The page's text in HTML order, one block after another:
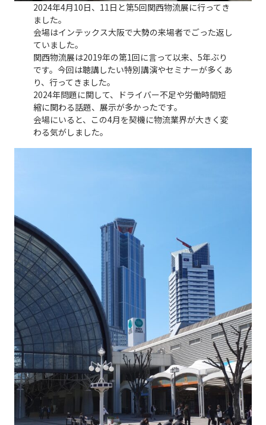
2024年4月10日、11日と第5回関西物流展に行ってき
ました。
会場はインテックス大阪で大勢の来場者でごった返し
ていました。
関西物流展は2019年の第1回に言って以来、5年ぶり
です。今回は聴講したい特別講演やセミナーが多くあ
り、行ってきました。
2024年問題に関して、ドライバー不足や労働時間短
縮に関わる話題、展示が多かったです。
会場にいると、この4月を契機に物流業界が大きく変
わる気がしました。